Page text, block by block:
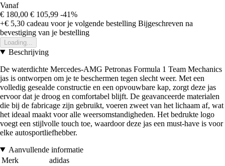
Vanaf
€ 180,00 € 105,99 -41%
+€ 5,30 cadeau voor je volgende bestelling Bijgeschreven na
bevestiging van je bestelling
Loading...
Beschrijving
De waterdichte Mercedes-AMG Petronas Formula 1 Team Mechanics
jas is ontworpen om je te beschermen tegen slecht weer. Met een
volledig gesealde constructie en een opvouwbare kap, zorgt deze jas
ervoor dat je droog en comfortabel blijft. De geavanceerde materialen
die bij de fabricage zijn gebruikt, voeren zweet van het lichaam af, wat
het ideaal maakt voor alle weersomstandigheden. Het bedrukte logo
voegt een stijlvolle touch toe, waardoor deze jas een must-have is voor
elke autosportliefhebber.
Aanvullende informatie
Merk
adidas